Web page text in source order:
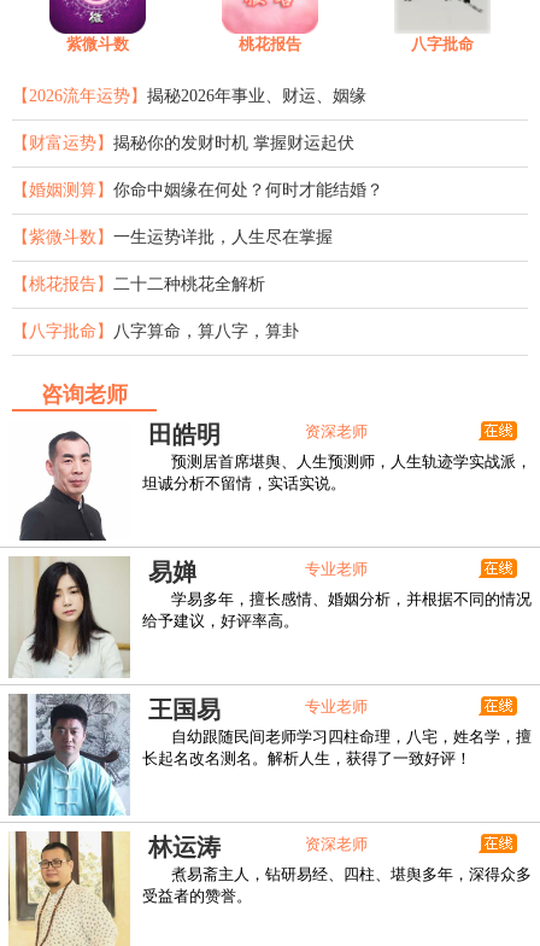
紫微斗数 桃花报告 八字批命
【2026流年运势】 揭秘2026年事业、财运、姻缘
【财富运势】 揭秘你的发财时机 掌握财运起伏
【婚姻测算】 你命中姻缘在何处？何时才能结婚？
【紫微斗数】 一生运势详批，人生尽在掌握
【桃花报告】 二十二种桃花全解析
【八字批命】 八字算命，算八字，算卦
咨询老师
田皓明
资深老师
预测居首席堪舆、人生预测师，人生轨迹学实战派，
坦诚分析不留情，实话实说。
易婵
专业老师
学易多年，擅长感情、婚姻分析，并根据不同的情况
给予建议，好评率高。
王国易
专业老师
自幼跟随民间老师学习四柱命理，八宅，姓名学，擅
长起名改名测名。解析人生，获得了一致好评！
林运涛
资深老师
煮易斋主人，钻研易经、四柱、堪舆多年，深得众多
受益者的赞誉。